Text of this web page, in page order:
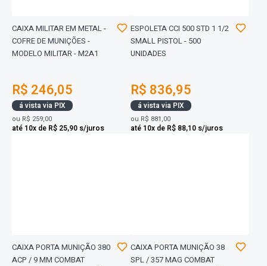
CAIXA MILITAR EM METAL -
COFRE DE MUNIÇÕES -
MODELO MILITAR - M2A1
R$ 246,05
á vista via PIX
ou R$ 259,00
até 10x de R$ 25,90 s/juros
ESPOLETA CCI 500 STD 1 1/2
SMALL PISTOL - 500
UNIDADES
R$ 836,95
á vista via PIX
ou R$ 881,00
até 10x de R$ 88,10 s/juros
CAIXA PORTA MUNIÇÃO 380
ACP / 9 MM COMBAT
CAIXA PORTA MUNIÇÃO 38
SPL / 357 MAG COMBAT